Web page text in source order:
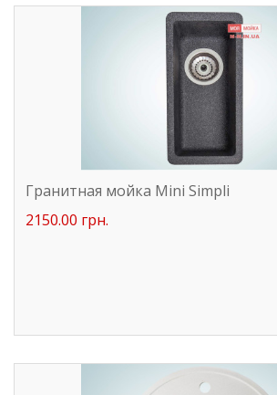
Гранитная мойка Mini Simpli
2150.00 грн.